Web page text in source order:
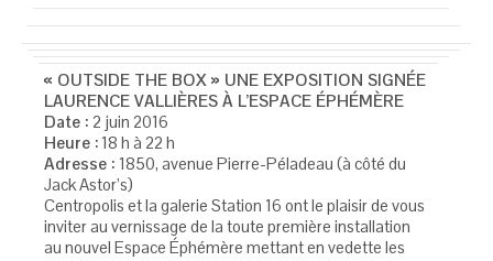
« OUTSIDE THE BOX » UNE EXPOSITION SIGNÉE
LAURENCE VALLIÈRES À L’ESPACE ÉPHÉMÈRE
Date : 2 juin 2016
Heure : 18 h à 22 h
Adresse : 1850, avenue Pierre-Péladeau (à côté du
Jack Astor’s)
Centropolis et la galerie Station 16 ont le plaisir de vous
inviter au vernissage de la toute première installation
au nouvel Espace Éphémère mettant en vedette les